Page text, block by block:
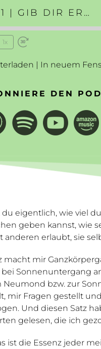
#341 | GIB DIR ERLAUBNIS DU SELBST ZU SEIN
1x
30 | In neuem
DEN
du eigentlich, wie viel
geben kannst, wie
anderen erlaubt, sie
macht mir
bei Sonnenuntergang
Neumond bzw. zur
mir Fragen gestellt
Und diesen Satz
gelesen, die ich
ist die Essenz jeder